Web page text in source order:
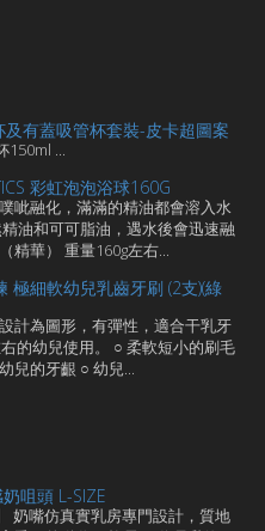
及有蓋吸管杯套裝-皮卡超圖案
150ml ...
彩虹泡泡浴球160G
呲融化，滿滿的精油都會溶入水
油和可可脂油，遇水後會迅速融
精華） 重量160g左右...
極細軟幼兒乳齒牙刷 (2支)(綠
計為圖形，有彈性，適合干乳牙
的幼兒使用。 ○ 柔軟短小的刷毛
兒的牙齦 ○ 幼兒...
咀頭 L-SIZE
奶嘴仿真實乳房專門設計，質地